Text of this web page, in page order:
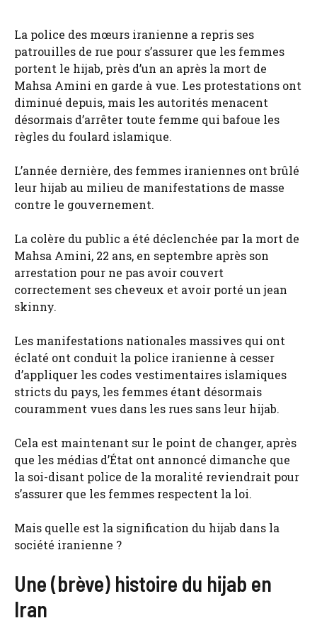
La police des mœurs iranienne a repris ses
patrouilles de rue pour s’assurer que les femmes
portent le hijab, près d’un an après la mort de
Mahsa Amini en garde à vue. Les protestations ont
diminué depuis, mais les autorités menacent
désormais d’arrêter toute femme qui bafoue les
règles du foulard islamique.
L’année dernière, des femmes iraniennes ont brûlé
leur hijab au milieu de manifestations de masse
contre le gouvernement.
La colère du public a été déclenchée par la mort de
Mahsa Amini, 22 ans, en septembre après son
arrestation pour ne pas avoir couvert
correctement ses cheveux et avoir porté un jean
skinny.
Les manifestations nationales massives qui ont
éclaté ont conduit la police iranienne à cesser
d’appliquer les codes vestimentaires islamiques
stricts du pays, les femmes étant désormais
couramment vues dans les rues sans leur hijab.
Cela est maintenant sur le point de changer, après
que les médias d’État ont annoncé dimanche que
la soi-disant police de la moralité reviendrait pour
s’assurer que les femmes respectent la loi.
Mais quelle est la signification du hijab dans la
société iranienne ?
Une (brève) histoire du hijab en
Iran